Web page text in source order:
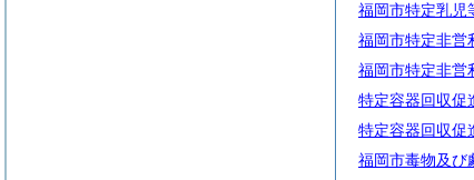
福岡市特定乳児
福岡市特定非営
福岡市特定非営
特定容器回収促
特定容器回収促
福岡市毒物及び